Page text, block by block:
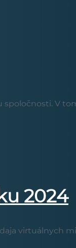
V
2024
virtuálnych